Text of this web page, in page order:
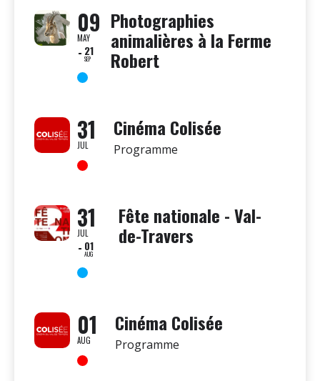
09
MAY
21
SEP
Photographies
animalières à la Ferme
Robert
31
JUL
Cinéma Colisée
Programme
31
JUL
01
AUG
Fête nationale - Val-
de-Travers
01
AUG
Cinéma Colisée
Programme